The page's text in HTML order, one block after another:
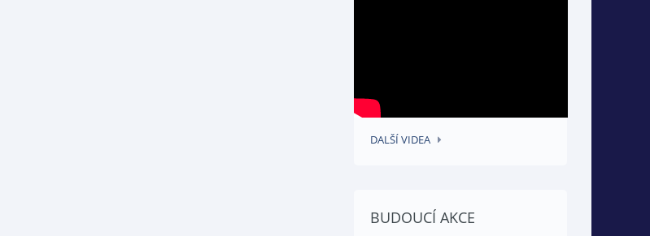
DALŠÍ VIDEA
BUDOUCÍ AKCE